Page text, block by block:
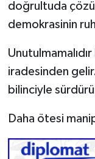
doğrultuda
demokrasinin
iradesinden
bilinciyle
Daha ötesi